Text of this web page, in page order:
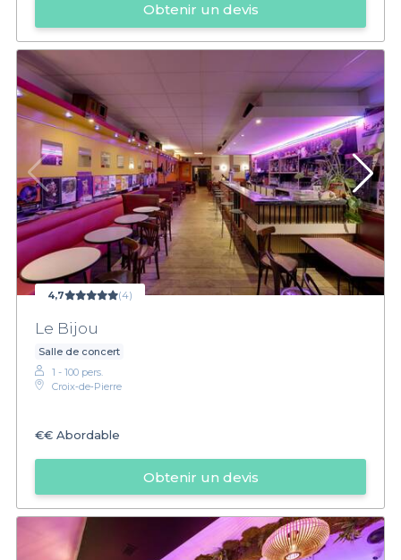
Obtenir un devis
4,7 (4)
Le Bijou
Salle de concert
1 - 100 pers.
Croix‑de‑Pierre
€€ Abordable
Obtenir un devis